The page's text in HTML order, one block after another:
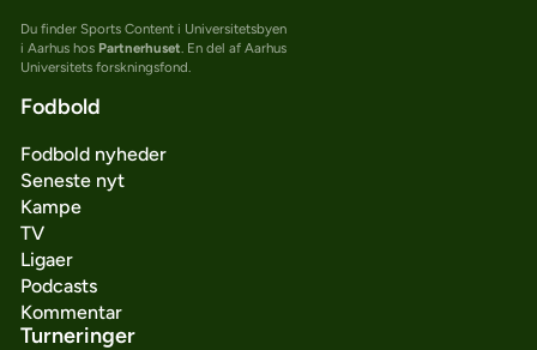
Du finder Sports Content i Universitetsbyen
i Aarhus hos Partnerhuset. En del af Aarhus
Universitets forskningsfond.
Fodbold
Fodbold nyheder
Seneste nyt
Kampe
TV
Ligaer
Podcasts
Kommentar
Turneringer